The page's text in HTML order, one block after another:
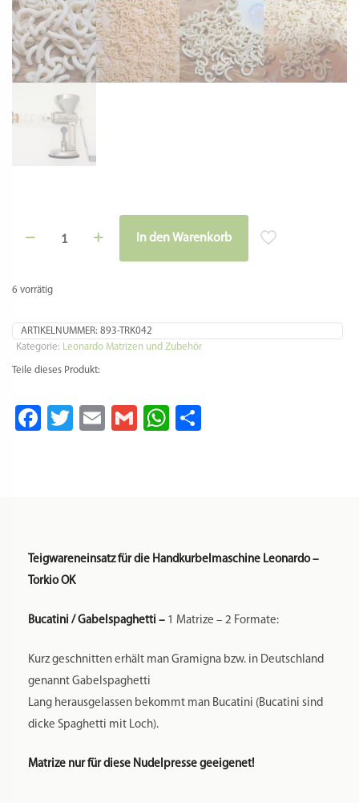
6 vorrätig
Bronze
für
Torchio
OK
In den Warenkorb
ARTIKELNUMMER: 893-TRK042
Kategorie: Leonardo Matrizen und Zubehör
Teile dieses Produkt:
Facebook
Twitter
EmailGmailWhatsApp
Teigwareneinsatz für die Handkurbelmaschine Leonardo –
Torkio OK
Bucatini / Gabelspaghetti – 1 Matrize – 2 Formate:
Kurz geschnitten erhält man Gramigna bzw. in Deutschland
genannt Gabelspaghetti
Lang herausgelassen bekommt man Bucatini (Bucatini sind
dicke Spaghetti mit Loch).
Matrize nur für diese Nudelpresse geeigenet!